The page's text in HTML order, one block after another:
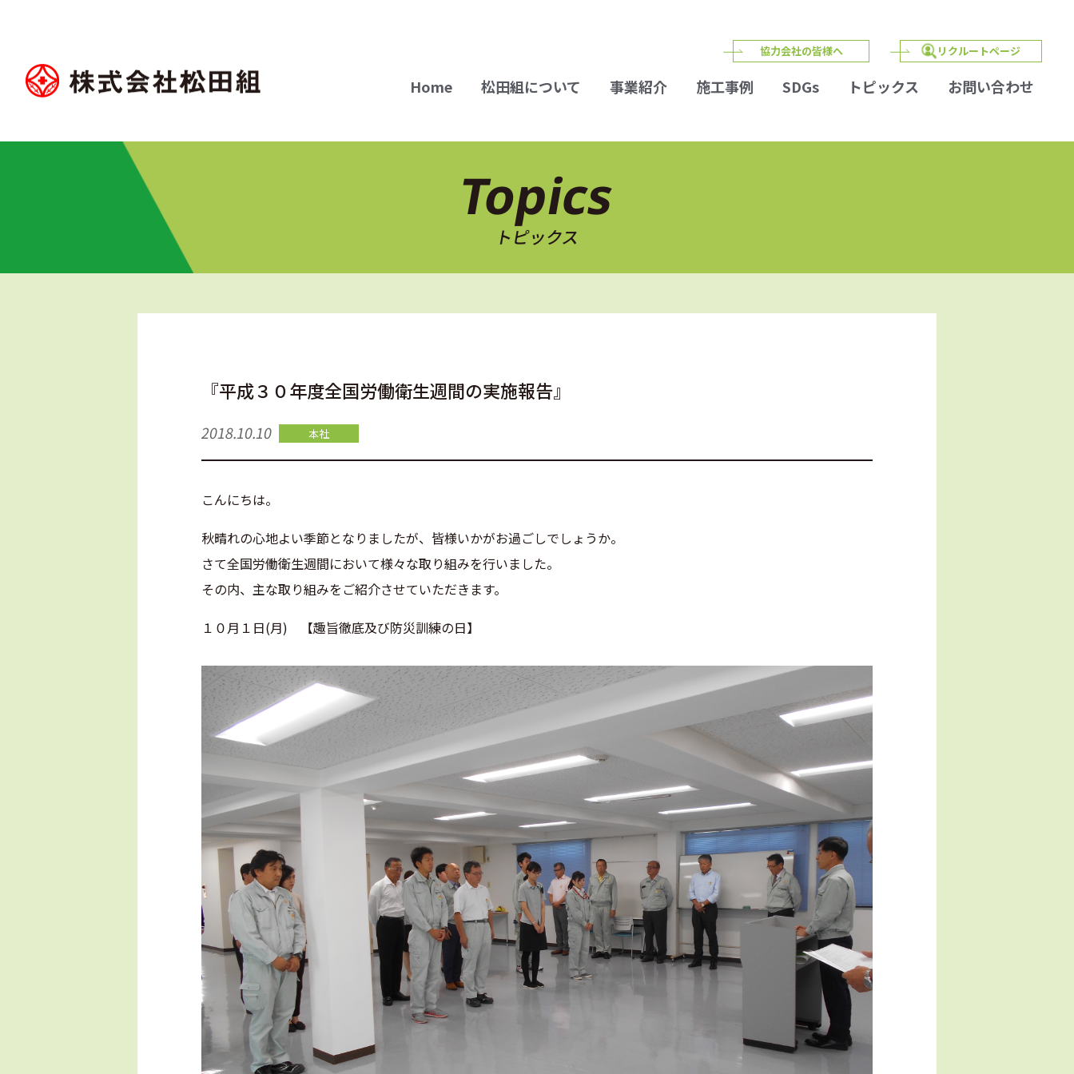
Home 松田組について 事業紹介 施工事例 SDGs トピックス お問い合わせ
リクルートページ
協力会社の皆様へ
Topics
トピックス
『平成３０年度全国労働衛生週間の実施報告』
2018.10.10 本社
こんにちは。
秋晴れの心地よい季節となりましたが、皆様いかがお過ごしでしょうか。
さて全国労働衛生週間において様々な取り組みを行いました。
その内、主な取り組みをご紹介させていただきます。
１０月１日(月) 【趣旨徹底及び防災訓練の日】